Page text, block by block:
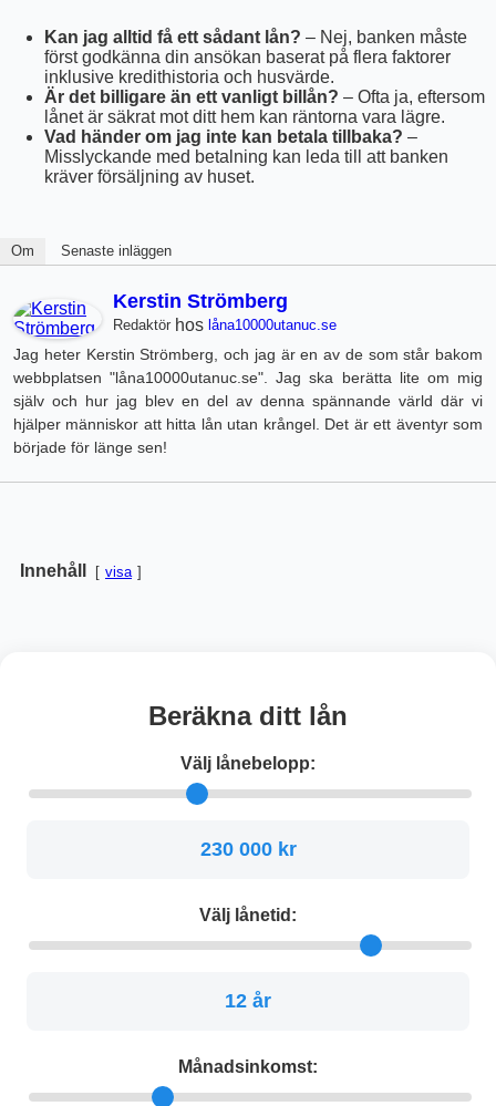
Kan jag alltid få ett sådant lån? – Nej, banken måste
först godkänna din ansökan baserat på flera faktorer
inklusive kredithistoria och husvärde.
Är det billigare än ett vanligt billån? – Ofta ja, eftersom
lånet är säkrat mot ditt hem kan räntorna vara lägre.
Vad händer om jag inte kan betala tillbaka? –
Misslyckande med betalning kan leda till att banken
kräver försäljning av huset.
Om Senaste inläggen
Kerstin Strömberg
Redaktör hos låna10000utanuc.se
Jag heter Kerstin Strömberg, och jag är en av de som står bakom
webbplatsen "låna10000utanuc.se". Jag ska berätta lite om mig
själv och hur jag blev en del av denna spännande värld där vi
hjälper människor att hitta lån utan krångel. Det är ett äventyr som
började för länge sen!
Innehåll visa
Beräkna ditt lån
Välj lånebelopp:
230 000 kr
Välj lånetid:
12 år
Månadsinkomst: